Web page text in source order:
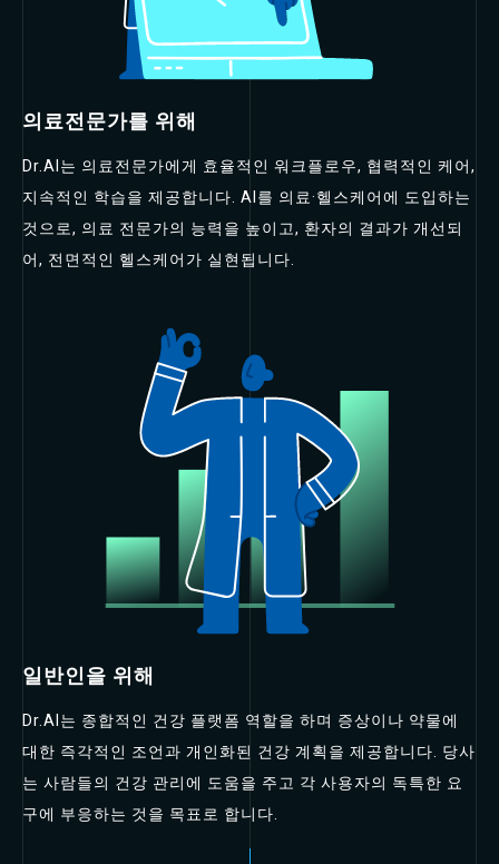
의료전문가를 위해
Dr.AI는 의료전문가에게 효율적인 워크플로우, 협력적인 케어,
지속적인 학습을 제공합니다. AI를 의료·헬스케어에 도입하는
것으로, 의료 전문가의 능력을 높이고, 환자의 결과가 개선되
어, 전면적인 헬스케어가 실현됩니다.
일반인을 위해
Dr.AI는 종합적인 건강 플랫폼 역할을 하며 증상이나 약물에
대한 즉각적인 조언과 개인화된 건강 계획을 제공합니다. 당사
는 사람들의 건강 관리에 도움을 주고 각 사용자의 독특한 요
구에 부응하는 것을 목표로 합니다.